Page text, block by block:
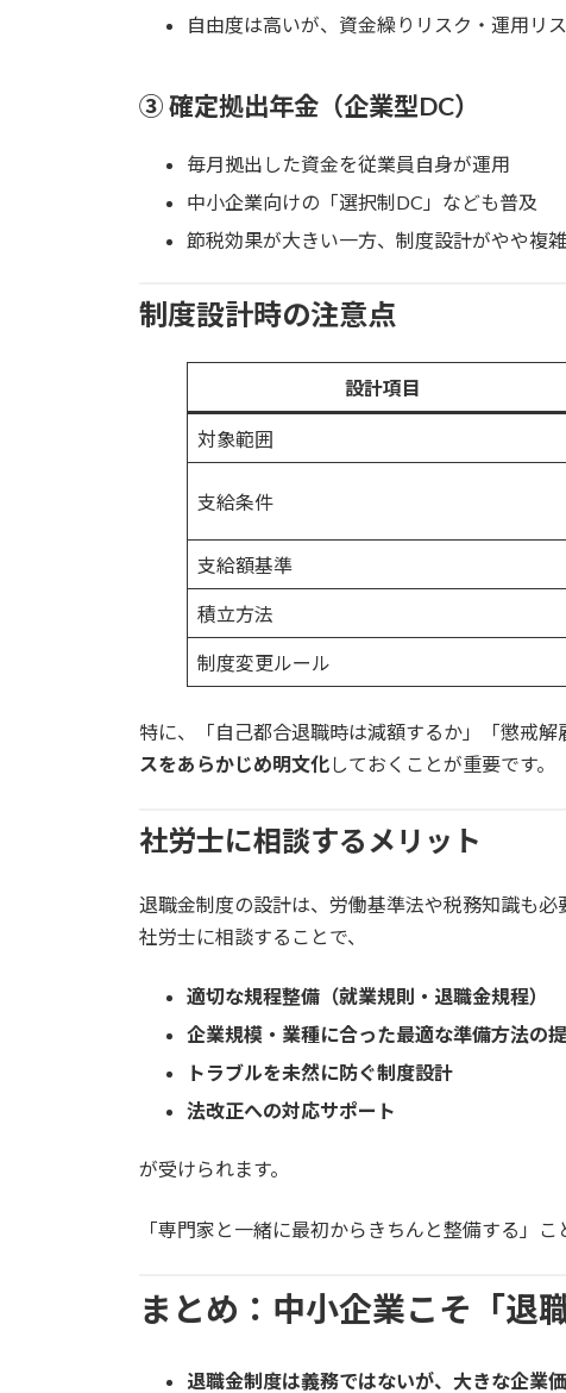
自由度は高いが、資金繰りリスク・運用リ
③ 確定拠出年金（企業型DC）
毎月拠出した資金を従業員自身が運用
中小企業向けの「選択制DC」なども普及
節税効果が大きい一方、制度設計がやや複雑
制度設計時の注意点
設計項目
対象範囲
支給条件
支給額基準
積立方法
制度変更ルール
特に、「自己都合退職時は減額するか」「懲戒解
スをあらかじめ明文化しておくことが重要です。
社労士に相談するメリット
退職金制度の設計は、労働基準法や税務知識も必
社労士に相談することで、
適切な規程整備（就業規則・退職金規程）
企業規模・業種に合った最適な準備方法の
トラブルを未然に防ぐ制度設計
法改正への対応サポート
が受けられます。
「専門家と一緒に最初からきちんと整備する」
まとめ：中小企業こそ「退
退職金制度は義務ではないが、大きな企業